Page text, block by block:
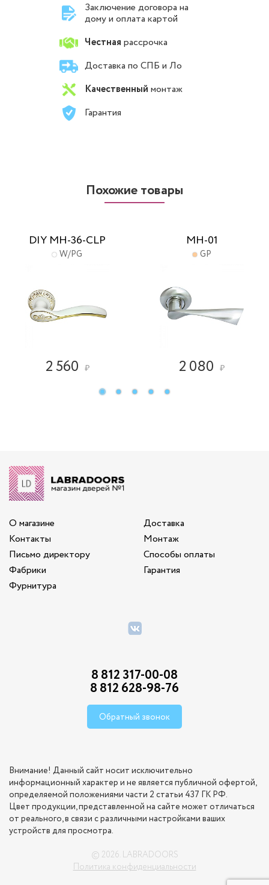
Заключение договора на
дому и оплата картой
Честная рассрочка
Доставка по СПБ и Ло
Качественный монтаж
Гарантия
Похожие товары
DIY MH-36-CLP
W/PG
2 560 ₽
MH-01
GP
2 080 ₽
О магазине
Контакты
Письмо директору
Фабрики
Фурнитура
Доставка
Монтаж
Способы оплаты
Гарантия
8 812 317-00-08
8 812 628-98-76
Обратный звонок
Внимание! Данный сайт носит исключительно
информационный характер и не является публичной офертой,
определяемой положениями части 2 статьи 437 ГК РФ.
Цвет продукции, представленной на сайте может отличаться
от реального, в связи с различными настройками ваших
устройств для просмотра.
© 2026. LABRADOORS
Политика конфиденциальности